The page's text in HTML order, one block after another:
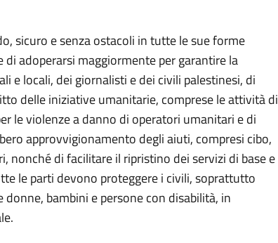
sicuro e senza ostacoli in tutte le sue forme
adoperarsi maggiormente per garantire la
e locali, dei giornalisti e dei civili palestinesi, di
delle iniziative umanitarie, comprese le attività di
le violenze a danno di operatori umanitari e di
approvvigionamento degli aiuti, compresi cibo,
nonché di facilitare il ripristino dei servizi di base e
le parti devono proteggere i civili, soprattutto
bambini e persone con disabilità, in